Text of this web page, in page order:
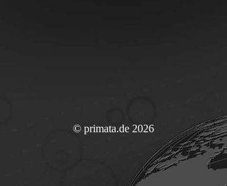
© primata.de 2026